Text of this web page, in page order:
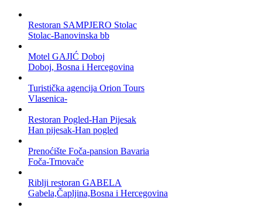
Restoran SAMPJERO Stolac
Stolac-Banovinska bb
Motel GAJIĆ Doboj
Doboj, Bosna i Hercegovina
Turistička agencija Orion Tours
Vlasenica-
Restoran Pogled-Han Pijesak
Han pijesak-Han pogled
Prenoćište Foča-pansion Bavaria
Foča-Trnovače
Riblji restoran GABELA
Gabela,Čapljina,Bosna i Hercegovina